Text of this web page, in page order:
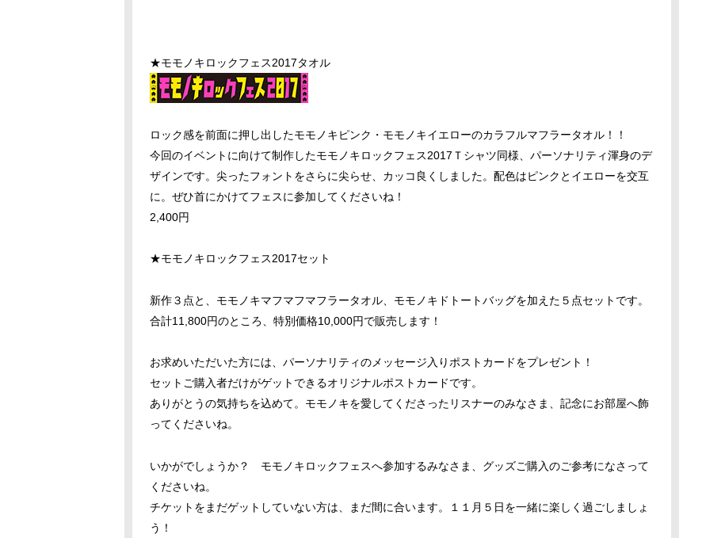
★モモノキロックフェス2017タオル
ロック感を前面に押し出したモモノキピンク・モモノキイエローのカラフルマフラータオル！！
今回のイベントに向けて制作したモモノキロックフェス2017Ｔシャツ同様、パーソナリティ渾身のデ
ザインです。尖ったフォントをさらに尖らせ、カッコ良くしました。配色はピンクとイエローを交互
に。ぜひ首にかけてフェスに参加してくださいね！
2,400円
★モモノキロックフェス2017セット
新作３点と、モモノキマフマフマフラータオル、モモノキドトートバッグを加えた５点セットです。
合計11,800円のところ、特別価格10,000円で販売します！
お求めいただいた方には、パーソナリティのメッセージ入りポストカードをプレゼント！
セットご購入者だけがゲットできるオリジナルポストカードです。
ありがとうの気持ちを込めて。モモノキを愛してくださったリスナーのみなさま、記念にお部屋へ飾
ってくださいね。
いかがでしょうか？ モモノキロックフェスへ参加するみなさま、グッズご購入のご参考になさって
くださいね。
チケットをまだゲットしていない方は、まだ間に合います。１１月５日を一緒に楽しく過ごしましょ
う！